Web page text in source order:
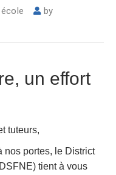
école
by
un effort
tuteurs,
nos portes, le District
tient à vous